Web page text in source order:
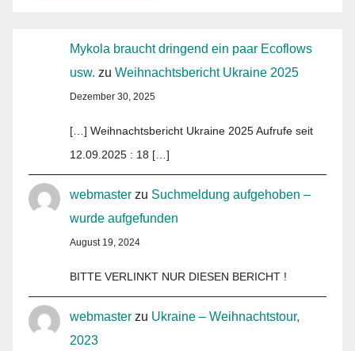
Mykola braucht dringend ein paar Ecoflows
usw. zu Weihnachtsbericht Ukraine 2025
Dezember 30, 2025
[…] Weihnachtsbericht Ukraine 2025 Aufrufe seit
12.09.2025 : 18 […]
webmaster zu Suchmeldung aufgehoben –
wurde aufgefunden
August 19, 2024
BITTE VERLINKT NUR DIESEN BERICHT !
webmaster zu Ukraine – Weihnachtstour,
2023